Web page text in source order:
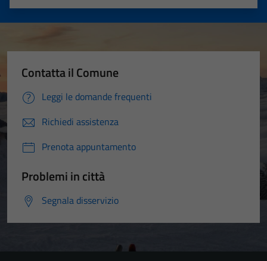
Valuta 5 stelle su 5
Valuta 4 stelle su 5
Valuta 3 stelle su 5
Valuta 2 stelle su 5
Valuta 1 stelle su 5
Contatta il Comune
Leggi le domande frequenti
Richiedi assistenza
Prenota appuntamento
Problemi in città
Segnala disservizio